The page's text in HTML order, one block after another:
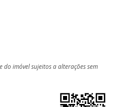
imóvel sujeitos a alterações sem